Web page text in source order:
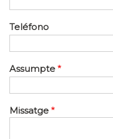
Teléfono
Assumpte
Missatge